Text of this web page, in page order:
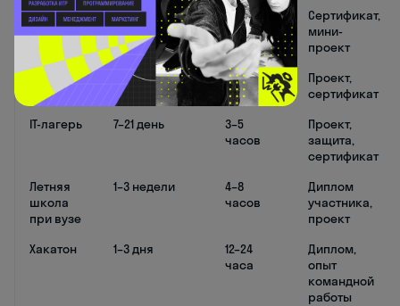
Онлайн-
курс
4–12 недель 1–2 часа
Сертификат,
мини-
проект
Очный
интенсив
5–14 дней
4–6
часов
Проект,
сертификат
IT-лагерь
7–21 день
3–5
часов
Проект,
защита,
сертификат
Летняя
школа
при вузе
1–3 недели
4–8
часов
Диплом
участника,
проект
Хакатон
1–3 дня
12–24
часа
Диплом,
опыт
командной
работы